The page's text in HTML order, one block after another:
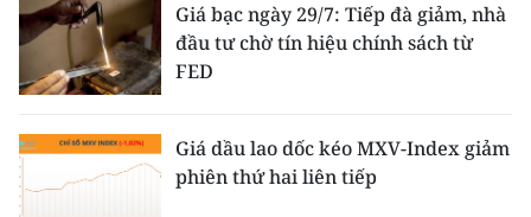
Giá bạc ngày 29/7: Tiếp đà giảm, nhà
đầu tư chờ tín hiệu chính sách từ
FED
Giá dầu lao dốc kéo MXV-Index giảm
phiên thứ hai liên tiếp